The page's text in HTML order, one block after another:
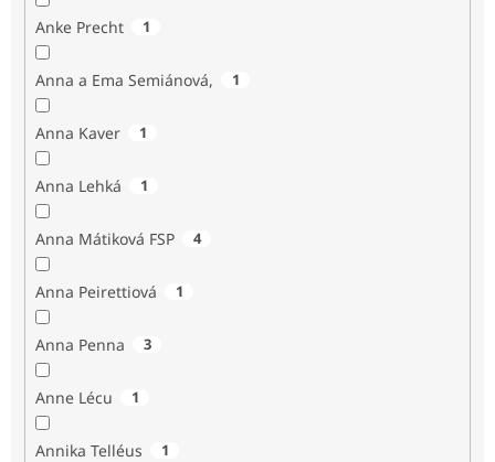
Anke Precht 1
Anna a Ema Semiánová, 1
Anna Kaver 1
Anna Lehká 1
Anna Mátiková FSP 4
Anna Peirettiová 1
Anna Penna 3
Anne Lécu 1
Annika Telléus 1